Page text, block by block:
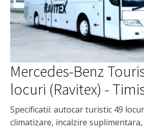
Mercedes-Benz
locuri (Ravitex) -
Specificatii: autocar turistic 49
climatizare, incalzire